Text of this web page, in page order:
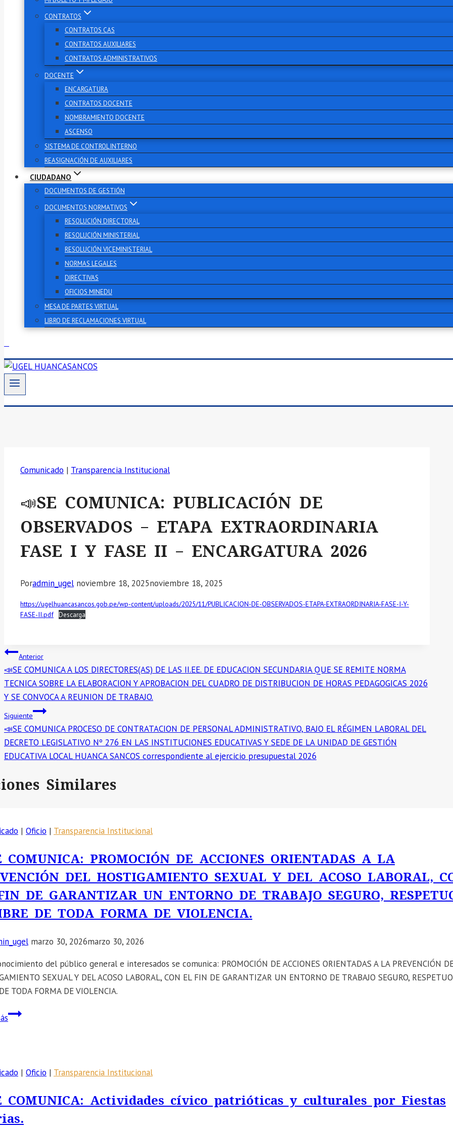
CONTRATOS
CONTRATOS CAS
CONTRATOS AUXILIARES
CONTRATOS ADMINISTRATIVOS
DOCENTE
ENCARGATURA
CONTRATOS DOCENTE
NOMBRAMIENTO DOCENTE
ASCENSO
SISTEMA DE CONTROL INTERNO
REASIGNACIÓN DE AUXILIARES
CIUDADANO
DOCUMENTOS DE GESTIÓN
DOCUMENTOS NORMATIVOS
RESOLUCIÓN DIRECTORAL
RESOLUCIÓN MINISTERIAL
RESOLUCIÓN VICEMINISTERIAL
NORMAS LEGALES
DIRECTIVAS
OFICIOS MINEDU
MESA DE PARTES VIRTUAL
LIBRO DE RECLAMACIONES VIRTUAL
Comunicado | Transparencia Institucional
📣SE COMUNICA: PUBLICACIÓN DE
OBSERVADOS – ETAPA EXTRAORDINARIA
FASE I Y FASE II – ENCARGATURA 2026
Poradmin_ugel noviembre 18, 2025noviembre 18, 2025
https://ugelhuancasancos.gob.pe/wp-content/uploads/2025/11/PUBLICACION-DE-OBSERVADOS-ETAPA-EXTRAORDINARIA-FASE-I-Y-
FASE-II.pdf Descarga
Navegación
de
entradas
Anterior
📣SE COMUNICA A LOS DIRECTORES(AS) DE LAS II.EE. DE EDUCACION SECUNDARIA QUE SE REMITE NORMA
TECNICA SOBRE LA ELABORACION Y APROBACION DEL CUADRO DE DISTRIBUCION DE HORAS PEDAGOGICAS 2026
Y SE CONVOCA A REUNION DE TRABAJO.
Siguiente
📣SE COMUNICA PROCESO DE CONTRATACION DE PERSONAL ADMINISTRATIVO, BAJO EL RÉGIMEN LABORAL DEL
DECRETO LEGISLATIVO Nº 276 EN LAS INSTITUCIONES EDUCATIVAS Y SEDE DE LA UNIDAD DE GESTIÓN
EDUCATIVA LOCAL HUANCA SANCOS correspondiente al ejercicio presupuestal 2026
Similares
| Oficio | Transparencia Institucional
COMUNICA: PROMOCIÓN DE ACCIONES ORIENTADAS A LA
DEL HOSTIGAMIENTO SEXUAL Y DEL ACOSO LABORAL,
DE GARANTIZAR UN ENTORNO DE TRABAJO SEGURO,
DE TODA FORMA DE VIOLENCIA.
marzo 30, 2026marzo 30, 2026
del público general e interesados se comunica: PROMOCIÓN DE ACCIONES ORIENTADAS A LA PREVENCIÓN
SEXUAL Y DEL ACOSO LABORAL, CON EL FIN DE GARANTIZAR UN ENTORNO DE TRABAJO SEGURO,
TODA FORMA DE VIOLENCIA.
📣
DE
ACCIONES
ORIENTADAS
A
LA
| Oficio | Transparencia Institucional
COMUNICA: Actividades cívico patrióticas y culturales por Fiestas